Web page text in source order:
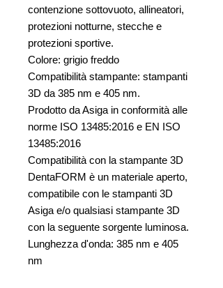
contenzione sottovuoto, allineatori,
protezioni notturne, stecche e
protezioni sportive.
Colore: grigio freddo
Compatibilità stampante: stampanti
3D da 385 nm e 405 nm.
Prodotto da Asiga in conformità alle
norme ISO 13485:2016 e EN ISO
13485:2016
Compatibilità con la stampante 3D
DentaFORM è un materiale aperto,
compatibile con le stampanti 3D
Asiga e/o qualsiasi stampante 3D
con la seguente sorgente luminosa.
Lunghezza d'onda: 385 nm e 405
nm